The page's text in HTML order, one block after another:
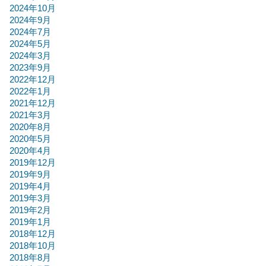
2024年10月
2024年9月
2024年7月
2024年5月
2024年3月
2023年9月
2022年12月
2022年1月
2021年12月
2021年3月
2020年8月
2020年5月
2020年4月
2019年12月
2019年9月
2019年4月
2019年3月
2019年2月
2019年1月
2018年12月
2018年10月
2018年8月